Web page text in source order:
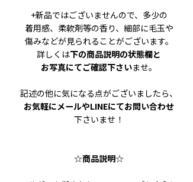
+新品ではございませんので、多少の
着用感、柔軟剤等の香り、細部に毛玉や
傷みなどが見られることがございます。
詳しくは下の商品説明の状態欄と
お写真にてご確認下さいませ。
記述の他に気になる点がございましたら、
お気軽にメールやLINEにてお問い合わせ
下さいませ！
☆商品説明☆